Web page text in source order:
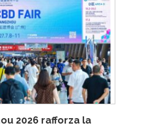
2026 rafforza la